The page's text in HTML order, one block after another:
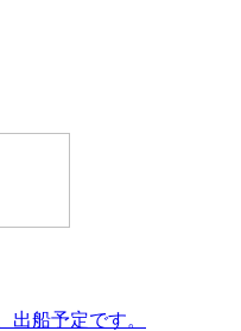
出船予定です。